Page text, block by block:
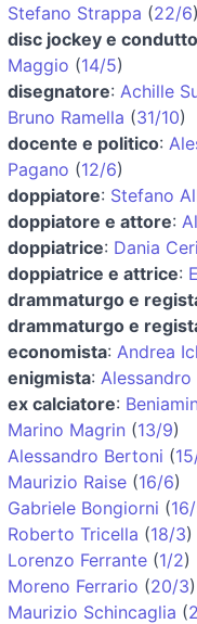
Stefano Strappa (22/6)
disc jockey e
Maggio (14/5)
disegnatore: Achille
Bruno Ramella (31/10)
docente e politico:
Pagano (12/6)
doppiatore: Stefano
doppiatore e attore:
doppiatrice: Dania
doppiatrice e attrice:
drammaturgo e
drammaturgo e
economista: Andrea
enigmista:
ex calciatore:
Marino Magrin (13/9)
Alessandro Bertoni (
Maurizio Raise (16/6)
Gabriele Bongiorni (
Roberto Tricella (18/3)
Lorenzo Ferrante (1/2)
Moreno Ferrario (20/3)
Maurizio Schincaglia (